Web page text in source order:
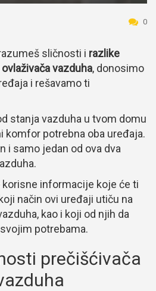
0
sličnosti i razlike
vazduha, donosimo
i rešavamo ti
stanja vazduha u tvom domu
komfor potrebna oba uređaja.
i samo jedan od ova dva
informacije koje će ti
način ovi uređaji utiču na
kao i koji od njih da
potrebama.
prečišćivača